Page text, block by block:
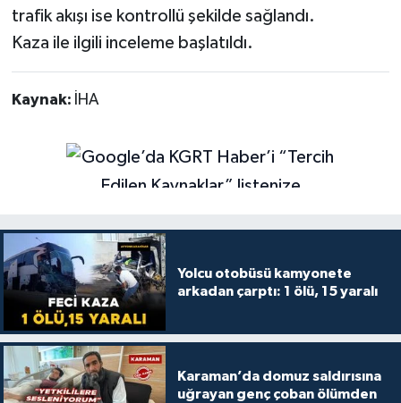
trafik akışı ise kontrollü şekilde sağlandı.
Kaza ile ilgili inceleme başlatıldı.
Kaynak: İHA
Yolcu otobüsü kamyonete
arkadan çarptı: 1 ölü, 15 yaralı
Karaman’da domuz saldırısına
uğrayan genç çoban ölümden